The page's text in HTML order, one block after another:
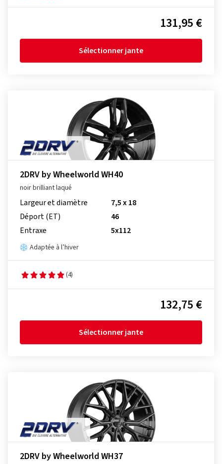
131,95 €
Sélectionner jante
2DRV by Wheelworld WH40
noir brilliant laqué
Largeur et diamètre
7,5 x 18
Déport (ET)
46
Entraxe
5x112
Adaptée à l’hiver
(4)
132,75 €
Sélectionner jante
2DRV by Wheelworld WH37